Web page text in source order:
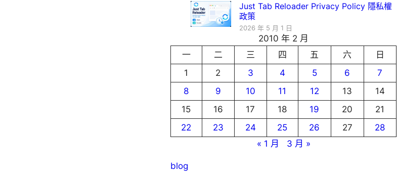
Just Tab Reloader Privacy Policy 隱私權
政策
2026 年 5 月 1 日
2010 年 2 月
一
二 三 四 五 六
日
1
2 3 4 5 6
7
8
9 10 11 12 13
14
15
16 17 18 19 20
21
22
23 24 25 26 27
28
« 1 月
3 月 »
blog